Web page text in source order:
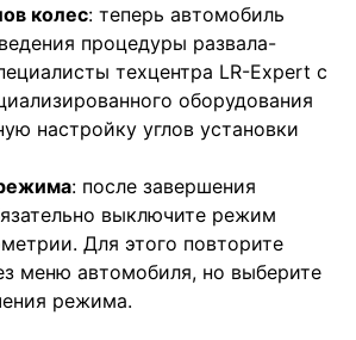
колес: теперь автомобиль
процедуры развала-
техцентра LR-Expert с
оборудования
настройку углов установки
: после завершения
выключите режим
Для этого повторите
меню автомобиля, но выберите
режима.